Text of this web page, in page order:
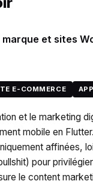
et sites
E-COMMERCE
et le marketing
mobile en
affinées,
pour
le content